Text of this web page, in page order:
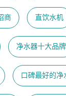
商 直饮水机
净水器十大品牌
口碑最好的净